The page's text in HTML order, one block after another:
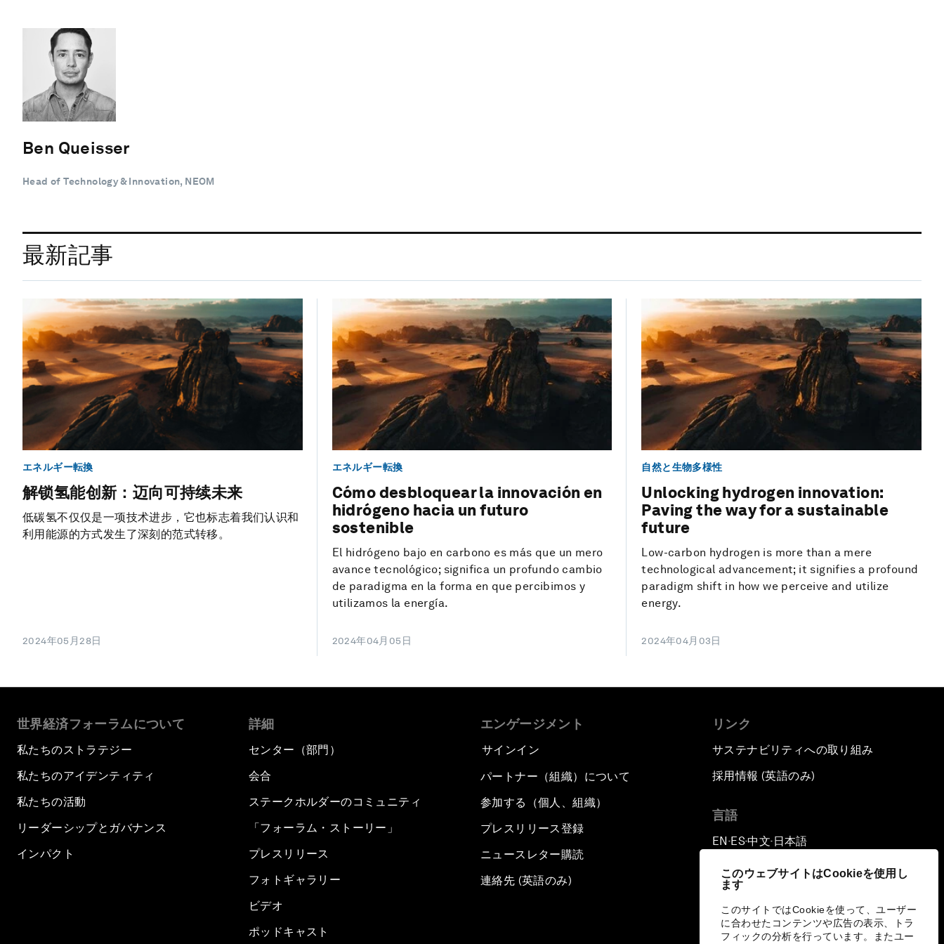
このウェブサイトはCookieを使用し
ます
このサイトではCookieを使って、ユーザー
に合わせたコンテンツや広告の表示、トラ
フィックの分析を行っています。またユー
Ben Queisser
Head of Technology & Innovation, NEOM
最新記事
エネルギー転換
解锁氢能创新：迈向可持续未来
低碳氢不仅仅是一项技术进步，它也标志着我们认识和
利用能源的方式发生了深刻的范式转移。
2024年05月28日
エネルギー転換
Cómo desbloquear la innovación en
hidrógeno hacia un futuro
sostenible
El hidrógeno bajo en carbono es más que un mero
avance tecnológico; significa un profundo cambio
de paradigma en la forma en que percibimos y
utilizamos la energía.
2024年04月05日
自然と生物多様性
Unlocking hydrogen innovation:
Paving the way for a sustainable
future
Low-carbon hydrogen is more than a mere
technological advancement; it signifies a profound
paradigm shift in how we perceive and utilize
energy.
2024年04月03日
世界経済フォーラムについて
私たちのストラテジー
私たちのアイデンティティ
私たちの活動
リーダーシップとガバナンス
インパクト
詳細
センター（部門）
会合
ステークホルダーのコミュニティ
「フォーラム・ストーリー」
プレスリリース
フォトギャラリー
ビデオ
ポッドキャスト
エンゲージメント
サインイン
パートナー（組織）について
参加する（個人、組織）
プレスリリース登録
ニュースレター購読
連絡先 (英語のみ)
リンク
サステナビリティへの取り組み
採用情報 (英語のみ)
言語
EN ▪ ES▪中文▪ 日本語